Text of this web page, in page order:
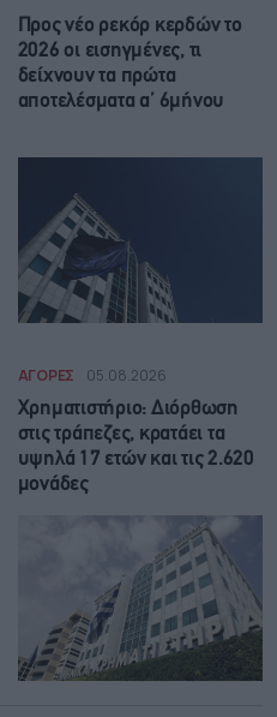
Προς νέο ρεκόρ κερδών το
2026 οι εισηγμένες, τι
δείχνουν τα πρώτα
αποτελέσματα α’ 6μήνου
ΑΓΟΡΕΣ 05.08.2026
Χρηματιστήριο: Διόρθωση
στις τράπεζες, κρατάει τα
υψηλά 17 ετών και τις 2.620
μονάδες